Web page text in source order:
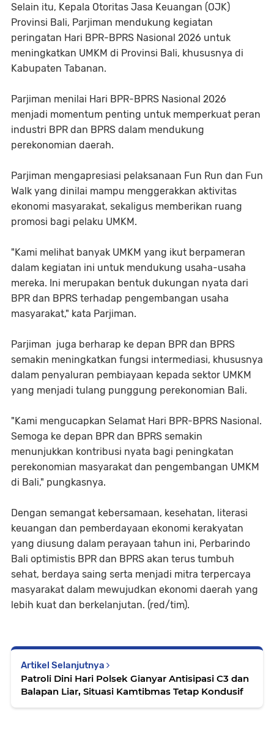
Selain itu, Kepala Otoritas Jasa Keuangan (OJK)
Provinsi Bali, Parjiman mendukung kegiatan
peringatan Hari BPR-BPRS Nasional 2026 untuk
meningkatkan UMKM di Provinsi Bali, khususnya di
Kabupaten Tabanan.
Parjiman menilai Hari BPR-BPRS Nasional 2026
menjadi momentum penting untuk memperkuat peran
industri BPR dan BPRS dalam mendukung
perekonomian daerah.
Parjiman mengapresiasi pelaksanaan Fun Run dan Fun
Walk yang dinilai mampu menggerakkan aktivitas
ekonomi masyarakat, sekaligus memberikan ruang
promosi bagi pelaku UMKM.
"Kami melihat banyak UMKM yang ikut berpameran
dalam kegiatan ini untuk mendukung usaha-usaha
mereka. Ini merupakan bentuk dukungan nyata dari
BPR dan BPRS terhadap pengembangan usaha
masyarakat," kata Parjiman.
Parjiman juga berharap ke depan BPR dan BPRS
semakin meningkatkan fungsi intermediasi, khususnya
dalam penyaluran pembiayaan kepada sektor UMKM
yang menjadi tulang punggung perekonomian Bali.
"Kami mengucapkan Selamat Hari BPR-BPRS Nasional.
Semoga ke depan BPR dan BPRS semakin
menunjukkan kontribusi nyata bagi peningkatan
perekonomian masyarakat dan pengembangan UMKM
di Bali," pungkasnya.
Dengan semangat kebersamaan, kesehatan, literasi
keuangan dan pemberdayaan ekonomi kerakyatan
yang diusung dalam perayaan tahun ini, Perbarindo
Bali optimistis BPR dan BPRS akan terus tumbuh
sehat, berdaya saing serta menjadi mitra terpercaya
masyarakat dalam mewujudkan ekonomi daerah yang
lebih kuat dan berkelanjutan. (red/tim).
Artikel Selanjutnya
Patroli Dini Hari Polsek Gianyar Antisipasi C3 dan
Balapan Liar, Situasi Kamtibmas Tetap Kondusif